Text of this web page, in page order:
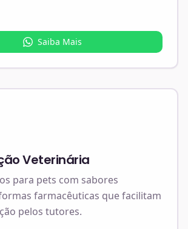
Saiba Mais
Veterinária
para pets com sabores
farmacêuticas que facilitam
pelos tutores.